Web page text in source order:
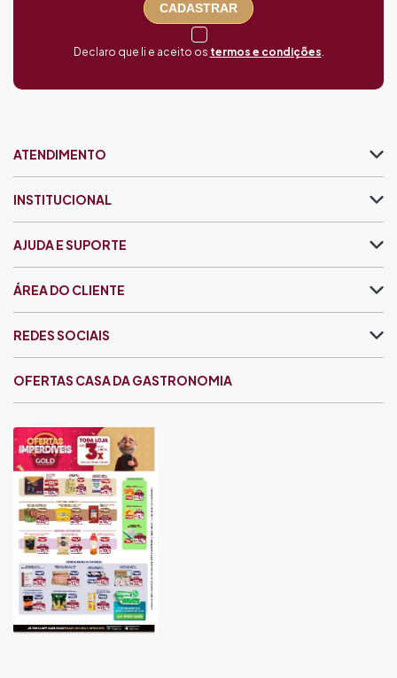
CADASTRAR
Declaro que li e aceito os termos e condições
ATENDIMENTO
INSTITUCIONAL
AJUDA E SUPORTE
ÁREA DO CLIENTE
OFERTAS CASA DA GASTRONOMIA
REDES SOCIAIS